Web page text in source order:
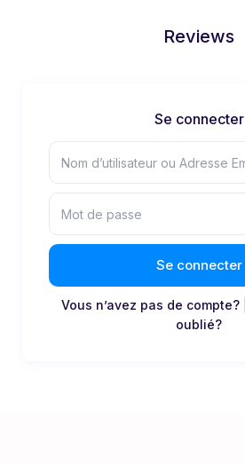
Reviews
Se connecter
Se connecter
Vous n’avez pas de compte?
oublié?